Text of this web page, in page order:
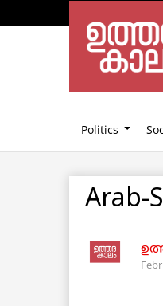
Politics
Arab-